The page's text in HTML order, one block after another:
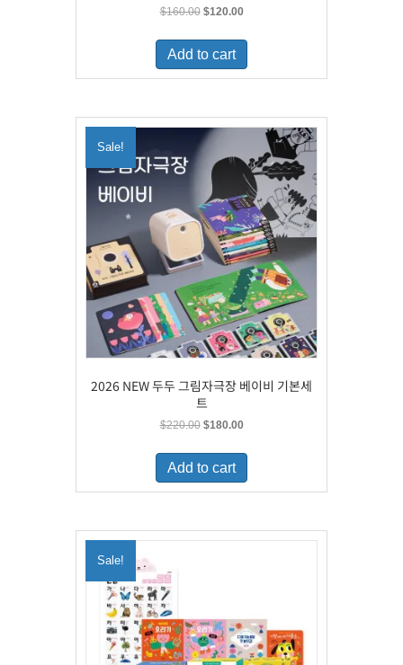
$160.00 Original
was:
$160.00.
$120.00Current
is:
Add to cart
Sale!
2026 NEW 두두 그림자극장 베이비 기본세
트
$220.00 Original
was:
$220.00.
$180.00Current
is:
Add to cart
Sale!